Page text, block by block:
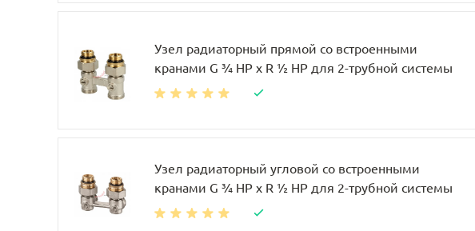
Узел радиаторный прямой со встроенными
кранами G ¾ НР x R ½ НР для 2-трубной системы
Узел радиаторный угловой со встроенными
кранами G ¾ НР x R ½ НР для 2-трубной системы